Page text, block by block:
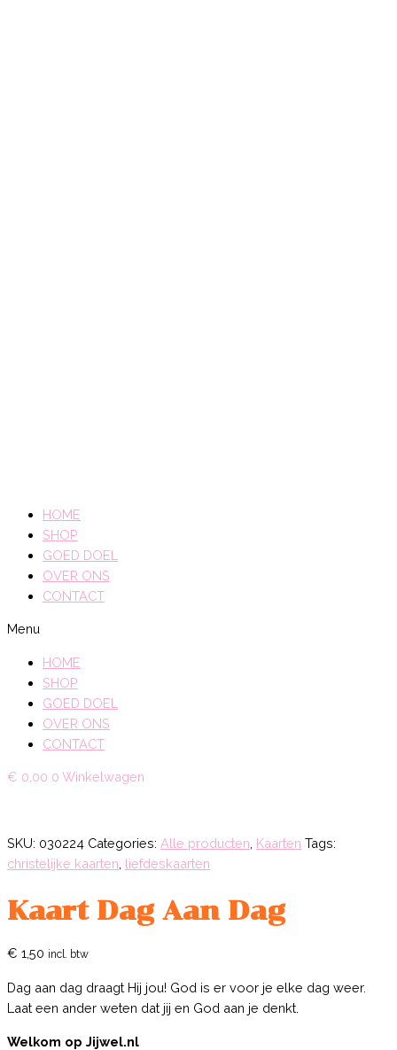
HOME
SHOP
GOED DOEL
OVER ONS
CONTACT
Menu
HOME
SHOP
GOED DOEL
OVER ONS
CONTACT
€ 0,00 0 Winkelwagen
SKU: 030224 Categories: Alle producten, Kaarten Tags:
christelijke kaarten, liefdeskaarten
Kaart Dag Aan Dag
€ 1,50 incl. btw
Dag aan dag draagt Hij jou! God is er voor je elke dag weer.
Laat een ander weten dat jij en God aan je denkt.
Welkom op Jijwel.nl